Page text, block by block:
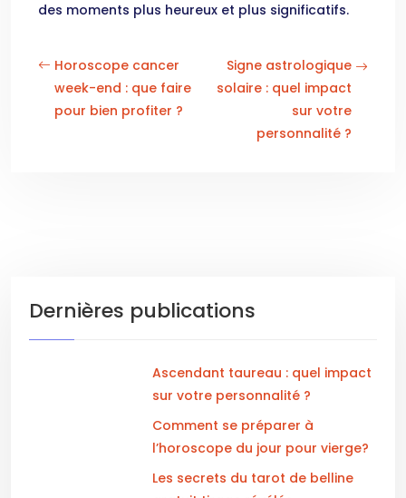
des moments plus heureux et plus significatifs.
Horoscope cancer
week-end : que faire
pour bien profiter ?
Signe astrologique
solaire : quel impact
sur votre
personnalité ?
Dernières publications
Ascendant taureau : quel impact
sur votre personnalité ?
Comment se préparer à
l’horoscope du jour pour vierge?
Les secrets du tarot de belline